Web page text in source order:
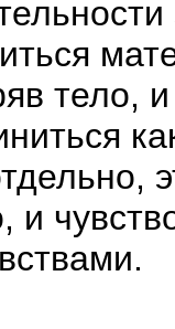
тело,
и